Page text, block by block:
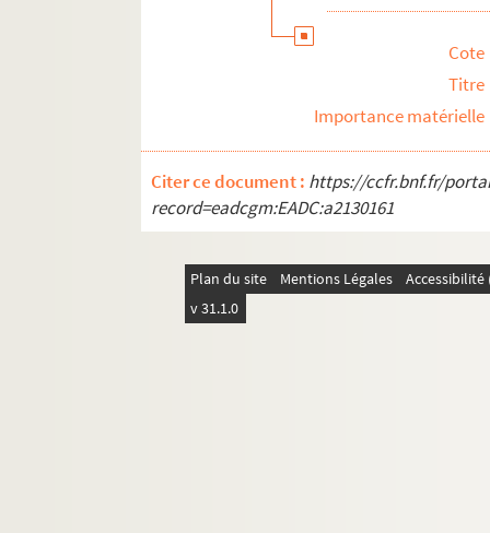
Cote
Titre
Importance matérielle
Citer ce document : https://ccfr.bnf.fr/
record=eadcgm:EADC:a2130161
Plan du site Mentions Légales
v 31.1.0